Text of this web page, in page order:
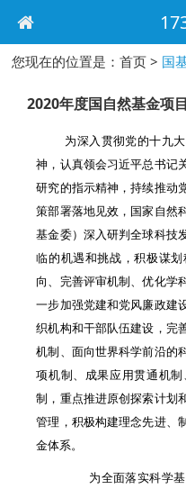
您现在的位置是：首页 > 国
2020年度国自然基金项
为深入贯彻党的十九
神，认真领会习近平总书记
研究的指示精神，持续推动
策部署落地见效，国家自然
基金委）深入研判全球科技
临的机遇和挑战，积极谋
向、完善评审机制、优化学
一步加强党建和党风廉政建
织机构和干部队伍建设，完
机制、面向世界科学前沿的
项机制、成果应用贯通机
制，重点推进原创探索计划
管理，积极构建理念先进、
金体系。
为全面落实科学基